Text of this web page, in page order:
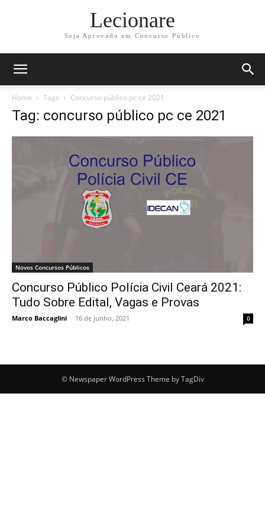
Lecionare
Seja Aprovado em Concurso Público
Home Tags Concurso público pc ce 2021
Tag: concurso público pc ce 2021
Novos Concursos Públicos
Concurso Público Polícia Civil Ceará 2021:
Tudo Sobre Edital, Vagas e Provas
Marco Baccaglini - 16 de junho, 2021 0
© Newspaper WordPress Theme by TagDiv